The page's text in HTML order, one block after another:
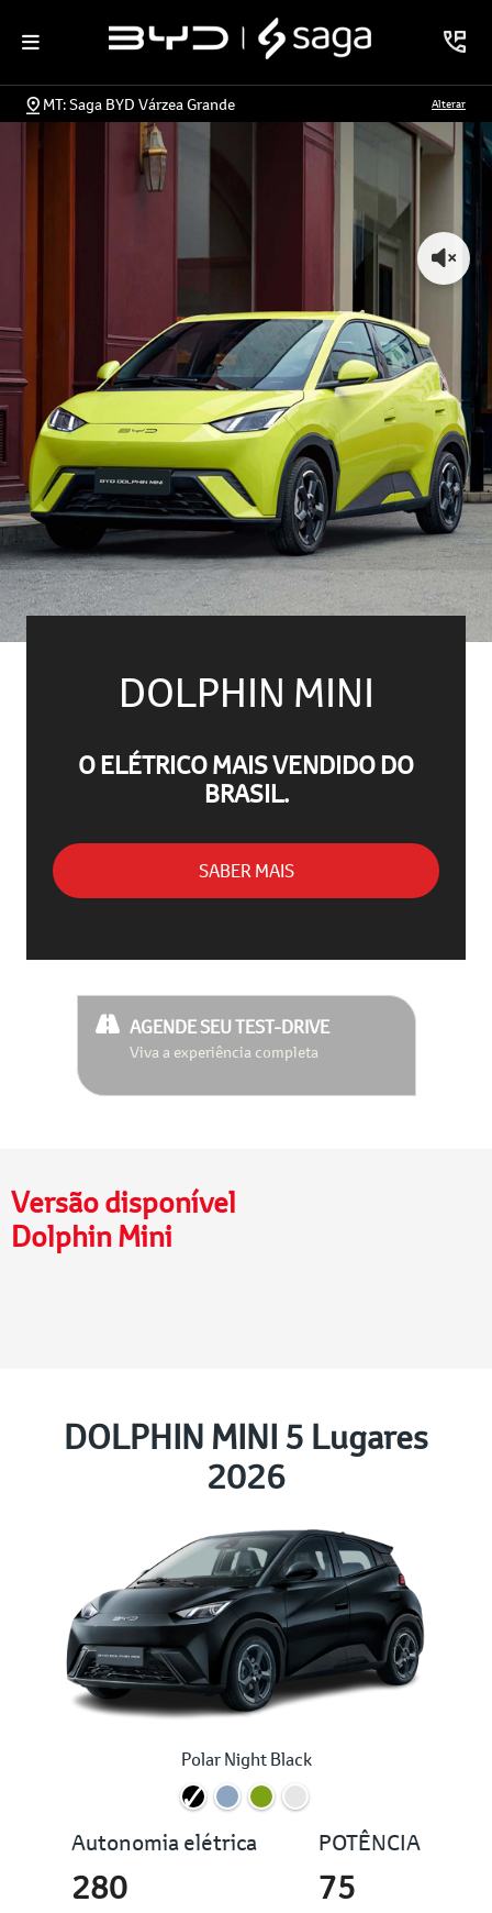
MT: Saga BYD Várzea Grande Alterar
DOLPHIN MINI
O ELÉTRICO MAIS VENDIDO DO
BRASIL.
SABER MAIS
AGENDE SEU TEST-DRIVE
Viva a experiência completa
Versão disponível
Dolphin Mini
DOLPHIN MINI 5 Lugares
2026
Polar Night Black
Autonomia elétrica
280
POTÊNCIA
75